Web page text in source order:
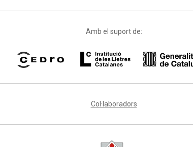
Amb el suport de:
Col·laboradors